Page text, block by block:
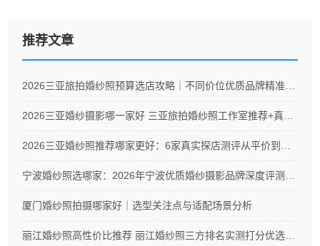
推荐文章
厦门婚纱照拍摄哪家好｜选型关注点与适配场景分析